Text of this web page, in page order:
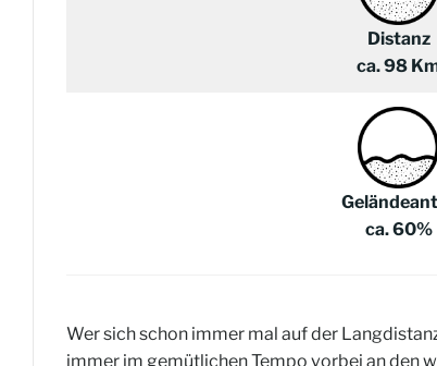
Distanz
ca. 98
ca. 60%
Wer sich schon immer mal auf der
immer im gemütlichen Tempo vorbei an den